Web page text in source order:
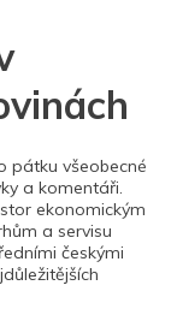
pátku všeobecné
a komentáři.
ekonomickým
a servisu
českými